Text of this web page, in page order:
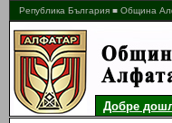
Република България ■ Община
Добре